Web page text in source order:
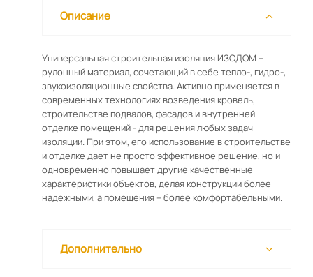
Описание
Универсальная строительная изоляция ИЗОДОМ –
рулонный материал, сочетающий в себе тепло-, гидро-,
звукоизоляционные свойства. Активно применяется в
современных технологиях возведения кровель,
строительстве подвалов, фасадов и внутренней
отделке помещений - для решения любых задач
изоляции. При этом, его использование в строительстве
и отделке дает не просто эффективное решение, но и
одновременно повышает другие качественные
характеристики объектов, делая конструкции более
надежными, а помещения – более комфортабельными.
Дополнительно